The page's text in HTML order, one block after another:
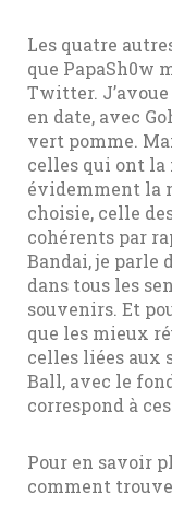
Les quatre
que PapaSh0w
Twitter.
en date, avec
vert pomme.
celles qui ont la
évidemment la
choisie, celle
cohérents par
Bandai, je parle
dans tous les
souvenirs. Et
que les mieux
celles liées aux
Ball, avec le
correspond à
Pour en savoir
comment